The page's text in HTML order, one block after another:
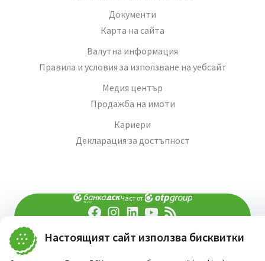
Настоящият сайт използва бисквитки
Документи
Карта на сайта
Валутна информация
Правила и условия за използване на уебсайт
Медия център
Продажба на имоти
Кариери
Декларация за достъпност
Част от:
При въпроси -попитай AI асистента ни